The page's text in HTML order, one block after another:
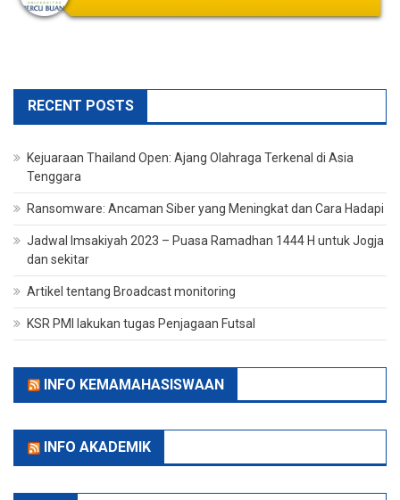
RECENT POSTS
Kejuaraan Thailand Open: Ajang Olahraga Terkenal di Asia
Tenggara
Ransomware: Ancaman Siber yang Meningkat dan Cara Hadapi
Jadwal Imsakiyah 2023 – Puasa Ramadhan 1444 H untuk Jogja
dan sekitar
Artikel tentang Broadcast monitoring
KSR PMI lakukan tugas Penjagaan Futsal
INFO KEMAMAHASISWAAN
INFO AKADEMIK